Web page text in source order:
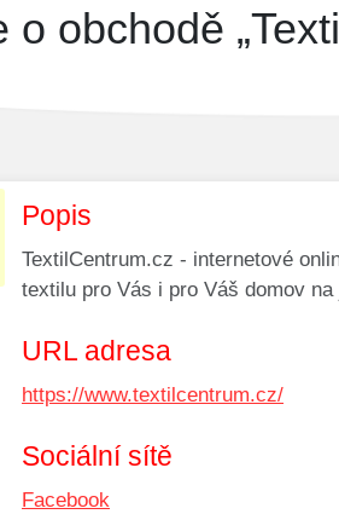
o obchodě
Popis
TextilCentrum.cz - internetové
textilu pro Vás i pro Váš domov
URL adresa
https://www.textilcentrum.cz/
Sociální sítě
Facebook